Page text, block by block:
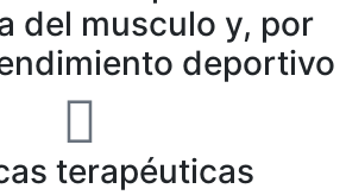
del musculo y, por
deportivo
terapéuticas